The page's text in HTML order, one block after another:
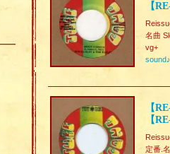
【
名曲
vg+
sound♪
【
【
定番.